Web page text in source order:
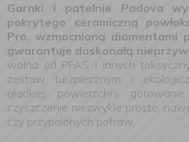
Garnki i patelnie Padova
pokrytego ceramiczną
Pro, wzmocnioną diamentami
gwarantuje doskonałą
wolna od PFAS i innych
zestaw bezpiecznym i
gładkiej powierzchni
czyszczenie niezwykle proste,
czy przypalonych potraw.